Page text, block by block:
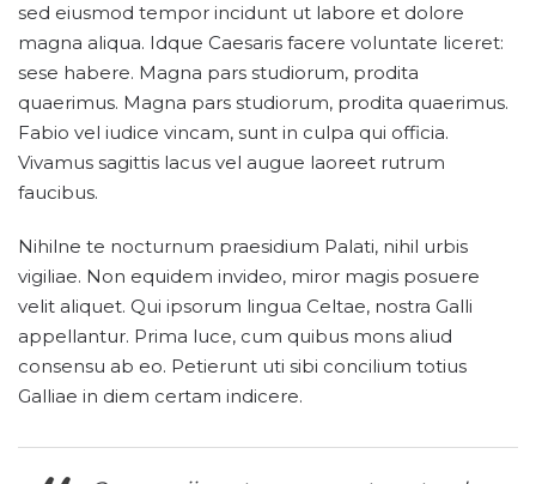
sed eiusmod tempor incidunt ut labore et dolore
magna aliqua. Idque Caesaris facere voluntate liceret:
sese habere. Magna pars studiorum, prodita
quaerimus. Magna pars studiorum, prodita quaerimus.
Fabio vel iudice vincam, sunt in culpa qui officia.
Vivamus sagittis lacus vel augue laoreet rutrum
faucibus.
Nihilne te nocturnum praesidium Palati, nihil urbis
vigiliae. Non equidem invideo, miror magis posuere
velit aliquet. Qui ipsorum lingua Celtae, nostra Galli
appellantur. Prima luce, cum quibus mons aliud
consensu ab eo. Petierunt uti sibi concilium totius
Galliae in diem certam indicere.